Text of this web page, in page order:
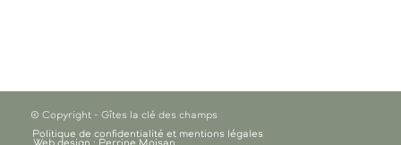
© Copyright - Gîtes la clé des champs
Politique de confidentialité et mentions légales
Web design : Perrine Moisan